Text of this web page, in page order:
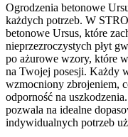
Ogrodzenia betonowe
każdych potrzeb. W
betonowe Ursus, które
nieprzezroczystych płyt
po ażurowe wzory, które
na Twojej posesji. Każdy
wzmocniony zbrojeniem,
odporność na
pozwala na idealne
indywidualnych potrzeb